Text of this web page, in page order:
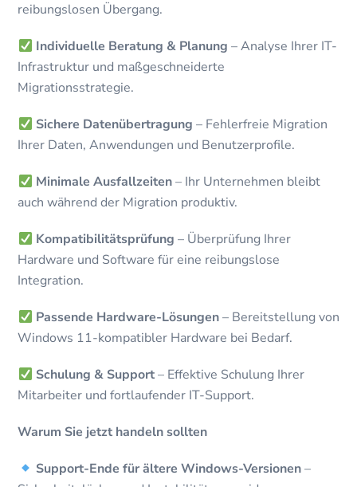
reibungslosen Übergang.
Individuelle Beratung & Planung – Analyse Ihrer IT-
Infrastruktur und maßgeschneiderte
Migrationsstrategie.
Sichere Datenübertragung – Fehlerfreie Migration
Ihrer Daten, Anwendungen und Benutzerprofile.
Minimale Ausfallzeiten– Ihr Unternehmen bleibt
auch während der Migration produktiv.
Kompatibilitätsprüfung – Überprüfung Ihrer
Hardware und Software für eine reibungslose
Integration.
Passende Hardware-Lösungen– Bereitstellung von
Windows 11-kompatibler Hardware bei Bedarf.
Schulung & Support– Effektive Schulung Ihrer
Mitarbeiter und fortlaufender IT-Support.
Warum Sie jetzt handeln sollten
Support-Ende für ältere Windows-Versionen–